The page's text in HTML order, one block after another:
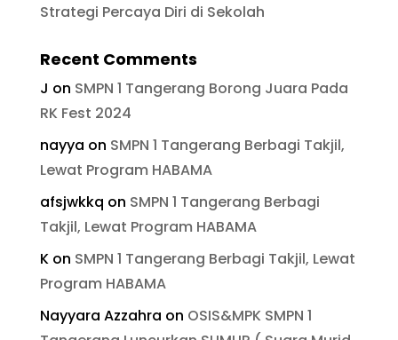
Strategi Percaya Diri di Sekolah
Recent Comments
J on SMPN 1 Tangerang Borong Juara Pada
RK Fest 2024
nayya on SMPN 1 Tangerang Berbagi Takjil,
Lewat Program HABAMA
afsjwkkq on SMPN 1 Tangerang Berbagi
Takjil, Lewat Program HABAMA
Kon SMPN 1 Tangerang Berbagi Takjil, Lewat
Program HABAMA
Nayyara Azzahra on OSIS&MPK SMPN 1